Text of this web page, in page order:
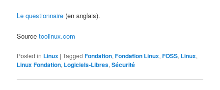
Le questionnaire (en anglais).
Sourcetoolinux.com
Posted in Linux |Tagged Fondation,Fondation Linux,FOSS, Linux,
Linux Fondation, Logiciels-Libres,Sécurité